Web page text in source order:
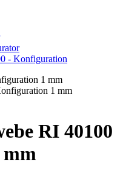
- Konfiguration
1 mm
RI 40100